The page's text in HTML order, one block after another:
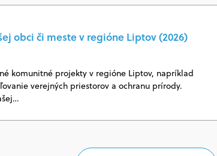
obci či meste v regióne Liptov (2026)
komunitné projekty v regióne Liptov, napríklad
verejných priestorov a ochranu prírody.